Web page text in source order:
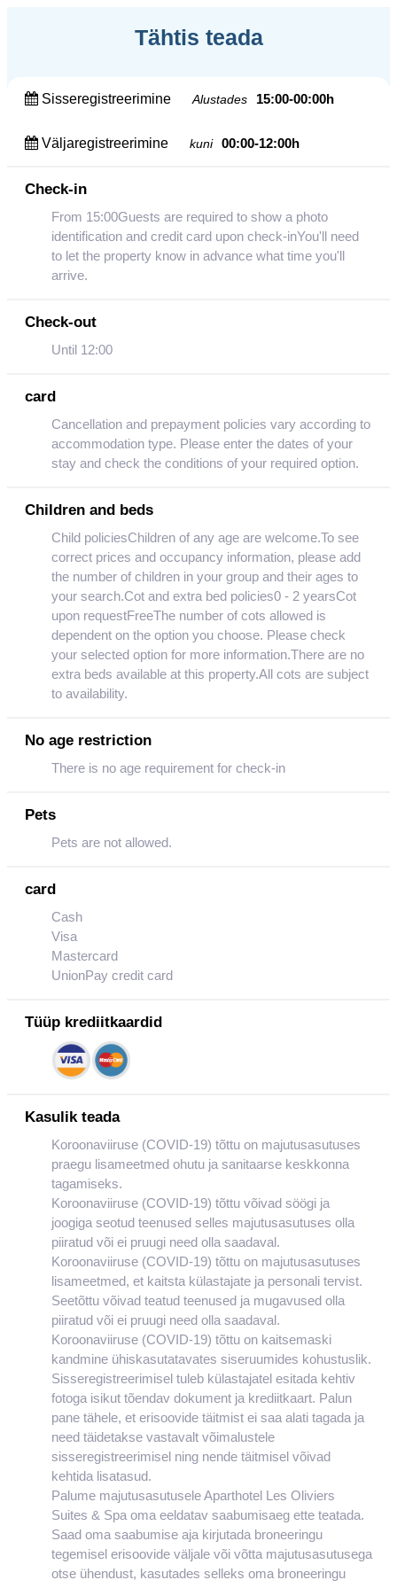
Tähtis teada
Sisseregistreerimine Alustades 15:00-00:00h
Väljaregistreerimine kuni 00:00-12:00h
Check-in
From 15:00Guests are required to show a photo
identification and credit card upon check-inYou'll need
to let the property know in advance what time you'll
arrive.
Check-out
Until 12:00
card
Cancellation and prepayment policies vary according to
accommodation type. Please enter the dates of your
stay and check the conditions of your required option.
Children and beds
Child policiesChildren of any age are welcome.To see
correct prices and occupancy information, please add
the number of children in your group and their ages to
your search.Cot and extra bed policies0 - 2 yearsCot
upon requestFreeThe number of cots allowed is
dependent on the option you choose. Please check
your selected option for more information.There are no
extra beds available at this property.All cots are subject
to availability.
No age restriction
There is no age requirement for check-in
Pets
Pets are not allowed.
card
Cash
Visa
Mastercard
UnionPay credit card
Tüüp krediitkaardid
Kasulik teada
Koroonaviiruse (COVID-19) tõttu on majutusasutuses
praegu lisameetmed ohutu ja sanitaarse keskkonna
tagamiseks.
Koroonaviiruse (COVID-19) tõttu võivad söögi ja
joogiga seotud teenused selles majutusasutuses olla
piiratud või ei pruugi need olla saadaval.
Koroonaviiruse (COVID-19) tõttu on majutusasutuses
lisameetmed, et kaitsta külastajate ja personali tervist.
Seetõttu võivad teatud teenused ja mugavused olla
piiratud või ei pruugi need olla saadaval.
Koroonaviiruse (COVID-19) tõttu on kaitsemaski
kandmine ühiskasutatavates siseruumides kohustuslik.
Sisseregistreerimisel tuleb külastajatel esitada kehtiv
fotoga isikut tõendav dokument ja krediitkaart. Palun
pane tähele, et erisoovide täitmist ei saa alati tagada ja
need täidetakse vastavalt võimalustele
sisseregistreerimisel ning nende täitmisel võivad
kehtida lisatasud.
Palume majutusasutusele Aparthotel Les Oliviers
Suites & Spa oma eeldatav saabumisaeg ette teatada.
Saad oma saabumise aja kirjutada broneeringu
tegemisel erisoovide väljale või võtta majutusasutusega
otse ühendust, kasutades selleks oma broneeringu